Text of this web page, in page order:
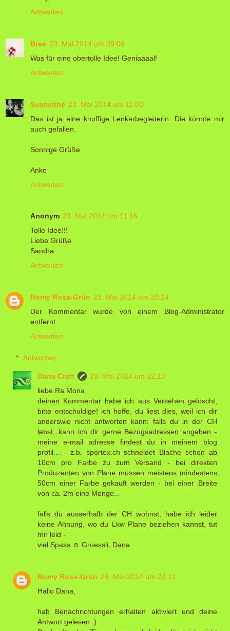
Antworten
Bree 23. Mai 2014 um 09:06
Was für eine obertolle Idee! Geniaaaal!
Antworten
Svanvithe 23. Mai 2014 um 11:00
Das ist ja eine knuffige Lenkerbegleiterin. Die könnte mir
auch gefallen.
Sonnige Grüße
Anke
Antworten
Anonym 23. Mai 2014 um 11:16
Tolle Idee!!!
Liebe Grüße
Sandra
Antworten
Romy Rosa-Grün 23. Mai 2014 um 20:24
Der Kommentar wurde von einem Blog-Administrator
entfernt.
Antworten
Antworten
Dana Craft
23. Mai 2014 um 22:18
liebe Ra Mona
deinen Kommentar habe ich aus Versehen gelöscht,
bitte entschuldige! ich hoffe, du liest dies, weil ich dir
anderswie nicht antworten kann: falls du in der CH
lebst, kann ich dir gerne Bezugsadressen angeben -
meine e-mail adresse findest du in meinem blog
profil... - z.b. sportex.ch schneidet Blache schon ab
10cm pro Farbe zu zum Versand - bei direkten
Produzenten von Plane müssen meistens mindestens
50cm einer Farbe gekauft werden - bei einer Breite
von ca. 2m eine Menge...
falls du ausserhalb der CH wohnst, habe ich leider
keine Ahnung, wo du Lkw Plane beziehen kannst, tut
mir leid -
viel Spass ☺ Grüessli, Dana
Romy Rosa-Grün 24. Mai 2014 um 22:11
Hallo Dana,
hab Benachrichtungen erhalten aktiviert und deine
Antwort gelesen :)